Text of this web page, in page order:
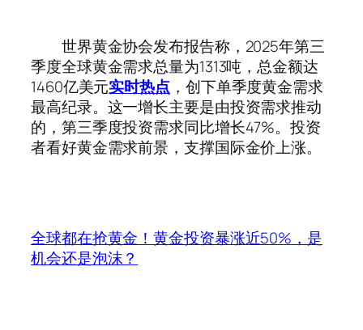
世界黄金协会发布报告称，2025年第三
季度全球黄金需求总量为1313吨，总金额达
1460亿美元实时热点 ，创下单季度黄金需求
最高纪录。这一增长主要是由投资需求推动
的，第三季度投资需求同比增长47%。投资
者看好黄金需求前景，支撑国际金价上涨。
全球都在抢黄金！黄金投资暴涨近50%，是
机会还是泡沫？